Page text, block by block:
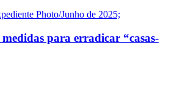
para erradicar “casas-